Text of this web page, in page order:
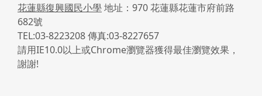
花蓮縣復興國民小學 地址：970 花蓮縣花蓮市府前路
682號
TEL:03-8223208 傳真:03-8227657
請用IE10.0以上或Chrome瀏覽器獲得最佳瀏覽效果，
謝謝!